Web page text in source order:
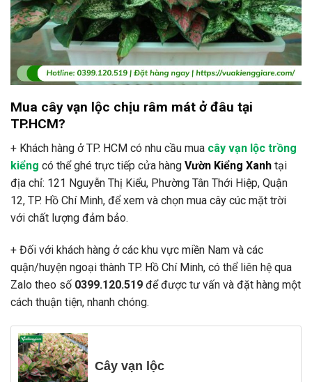
Mua cây vạn lộc chịu râm mát ở đâu tại
TP.HCM?
+ Khách hàng ở TP. HCM có nhu cầu mua cây vạn lộc trồng
kiểng có thể ghé trực tiếp cửa hàng Vườn Kiểng Xanh tại
địa chỉ: 121 Nguyễn Thị Kiểu, Phường Tân Thới Hiệp, Quận
12, TP. Hồ Chí Minh, để xem và chọn mua cây cúc mặt trời
với chất lượng đảm bảo.
+ Đối với khách hàng ở các khu vực miền Nam và các
quận/huyện ngoại thành TP. Hồ Chí Minh, có thể liên hệ qua
Zalo theo số 0399.120.519 để được tư vấn và đặt hàng một
cách thuận tiện, nhanh chóng.
Cây vạn lộc